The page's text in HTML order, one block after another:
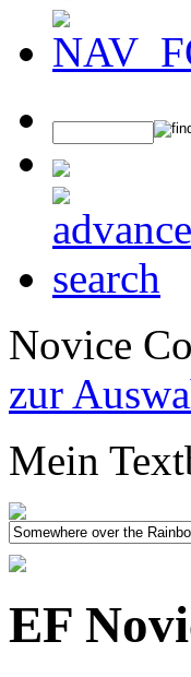
Novice
zur
Mein
EF